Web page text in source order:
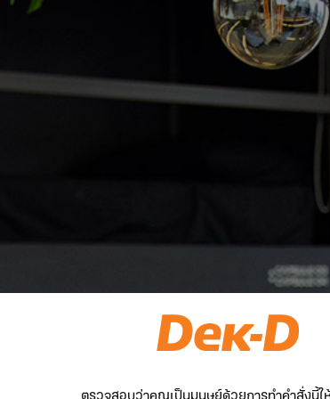
ตรวจสอบว่าคุณเป็นมนุษย์ด้วยการทำคำสั่งนี้ใ